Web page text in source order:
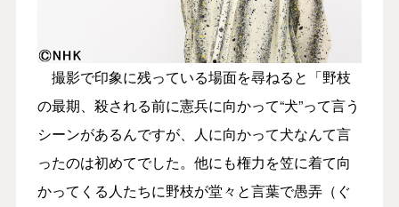
撮影で印象に残っている場面を尋ねると「野枝
の最期、殺される前に憲兵に向かって“犬”って言う
シーンがあるんですが、人に向かって犬なんて言
ったのは初めてでした。他にも権力を笠に着て向
かってくる人たちに野枝が堂々と言葉で愚弄（ぐ